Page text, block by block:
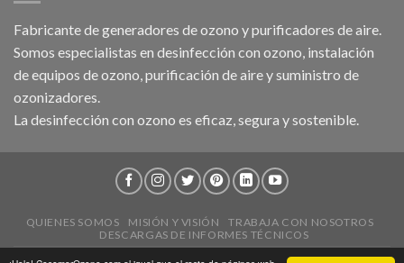
Fabricante de generadores de ozono y purificadores de aire.
Somos especialistas en desinfección con ozono, instalación
de equipos de ozono, purificación de aire y suministro de
ozonizadores.
La desinfección con ozono es eficaz, segura y sostenible.
QUIENES SOMOS MISIÓN Y VISIÓN
TRABAJA CON NOSOTROS
DESCARGAS DE INFORMES TÉCNICOS